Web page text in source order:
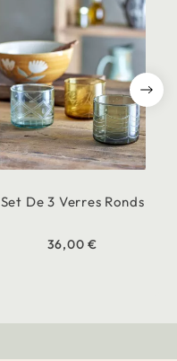
Set De 3 Verres Ronds
36,00 €